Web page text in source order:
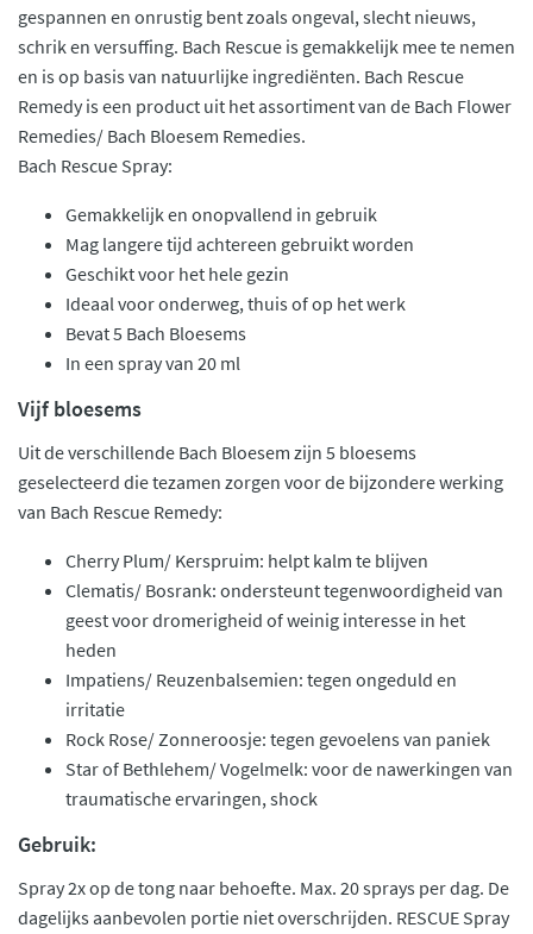
gespannen en onrustig bent zoals ongeval, slecht nieuws,
schrik en versuffing. Bach Rescue is gemakkelijk mee te nemen
en is op basis van natuurlijke ingrediënten. Bach Rescue
Remedy is een product uit het assortiment van de Bach Flower
Remedies/ Bach Bloesem Remedies.
Bach Rescue Spray:
Gemakkelijk en onopvallend in gebruik
Mag langere tijd achtereen gebruikt worden
Geschikt voor het hele gezin
Ideaal voor onderweg, thuis of op het werk
Bevat 5 Bach Bloesems
In een spray van 20 ml
Vijf bloesems
Uit de verschillende Bach Bloesem zijn 5 bloesems
geselecteerd die tezamen zorgen voor de bijzondere werking
van Bach Rescue Remedy:
Cherry Plum/ Kerspruim: helpt kalm te blijven
Clematis/ Bosrank: ondersteunt tegenwoordigheid van
geest voor dromerigheid of weinig interesse in het
heden
Impatiens/ Reuzenbalsemien: tegen ongeduld en
irritatie
Rock Rose/ Zonneroosje: tegen gevoelens van paniek
Star of Bethlehem/ Vogelmelk: voor de nawerkingen van
traumatische ervaringen, shock
Gebruik:
Spray 2x op de tong naar behoefte. Max. 20 sprays per dag. De
dagelijks aanbevolen portie niet overschrijden. RESCUE Spray